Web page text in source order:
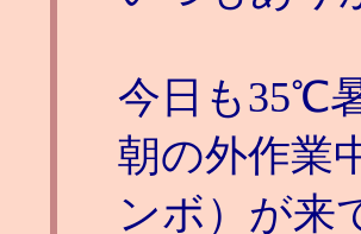
今日も35℃
朝の外作業
ンボ）が来